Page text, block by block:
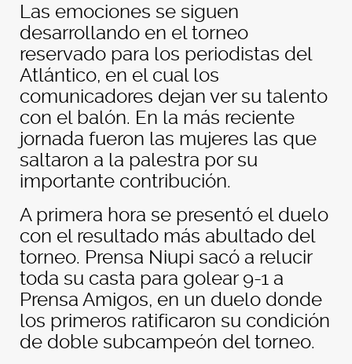
Las emociones se siguen
desarrollando en el torneo
reservado para los periodistas del
Atlántico, en el cual los
comunicadores dejan ver su talento
con el balón. En la más reciente
jornada fueron las mujeres las que
saltaron a la palestra por su
importante contribución.
A primera hora se presentó el duelo
con el resultado más abultado del
torneo. Prensa Niupi sacó a relucir
toda su casta para golear 9-1 a
Prensa Amigos, en un duelo donde
los primeros ratificaron su condición
de doble subcampeón del torneo.